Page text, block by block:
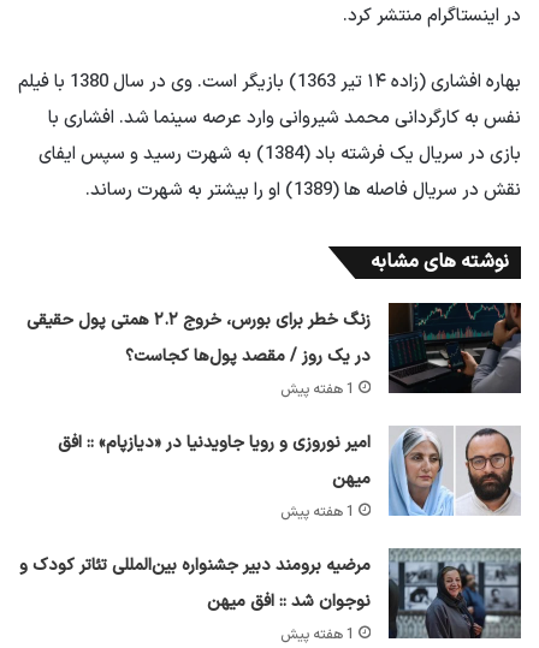
در اینستاگرام منتشر کرد.
بهاره افشاری (زاده ۱۴ تیر 1363) بازیگر است. وی در سال 1380 با فیلم
نفس به کارگردانی محمد شیروانی وارد عرصه سینما شد. افشاری با
بازی در سریال یک فرشته باد (1384) به شهرت رسید و سپس ایفای
نقش در سریال فاصله ها (1389) او را بیشتر به شهرت رساند.
نوشته های مشابه
زنگ خطر برای بورس، خروج ۲.۲ همتی پول حقیقی
در یک روز / مقصد پول‌ها کجاست؟
1 هفته پیش
امیر نوروزی و رویا جاویدنیا در «دیازپام» :: افق
میهن
1 هفته پیش
مرضیه برومند دبیر جشنواره بین‌المللی تئاتر کودک و
نوجوان شد :: افق میهن
1 هفته پیش